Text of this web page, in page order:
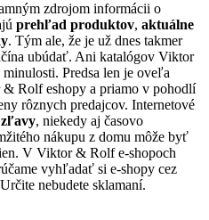
zdrojom informácii o
prehľad produktov, aktuálne
. Tým ale, že je už dnes takmer
ubúdať. Ani katalógov Viktor
Predsa len je oveľa
Rolf eshopy a priamo v pohodlí
rôznych predajcov. Internetové
zľavy, niekedy aj časovo
nákupu z domu môže byť
V Viktor & Rolf e-shopoch
vyhľadať si e-shopy cez
nebudete sklamaní.